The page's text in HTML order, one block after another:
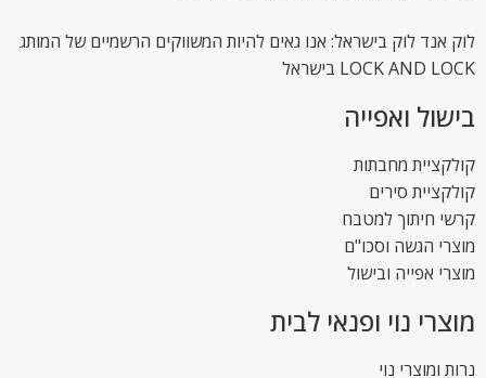
לוק אנד לוק בישראל: אנו גאים להיות המשווקים הרשמיים של המותג
LOCK AND LOCK בישראל
בישול ואפייה
קולקציית מחבתות
קולקציית סירים
קרשי חיתוך למטבח
מוצרי הגשה וסכו"ם
מוצרי אפייה ובישול
מוצרי נוי ופנאי לבית
נרות ומוצרי נוי